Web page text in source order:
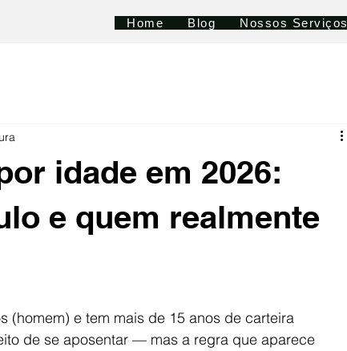
Home Blog Nossos Serviços
idade em 2026:
e quem realmente
(homem) e tem mais de 15 anos de carteira
de se aposentar — mas a regra que aparece